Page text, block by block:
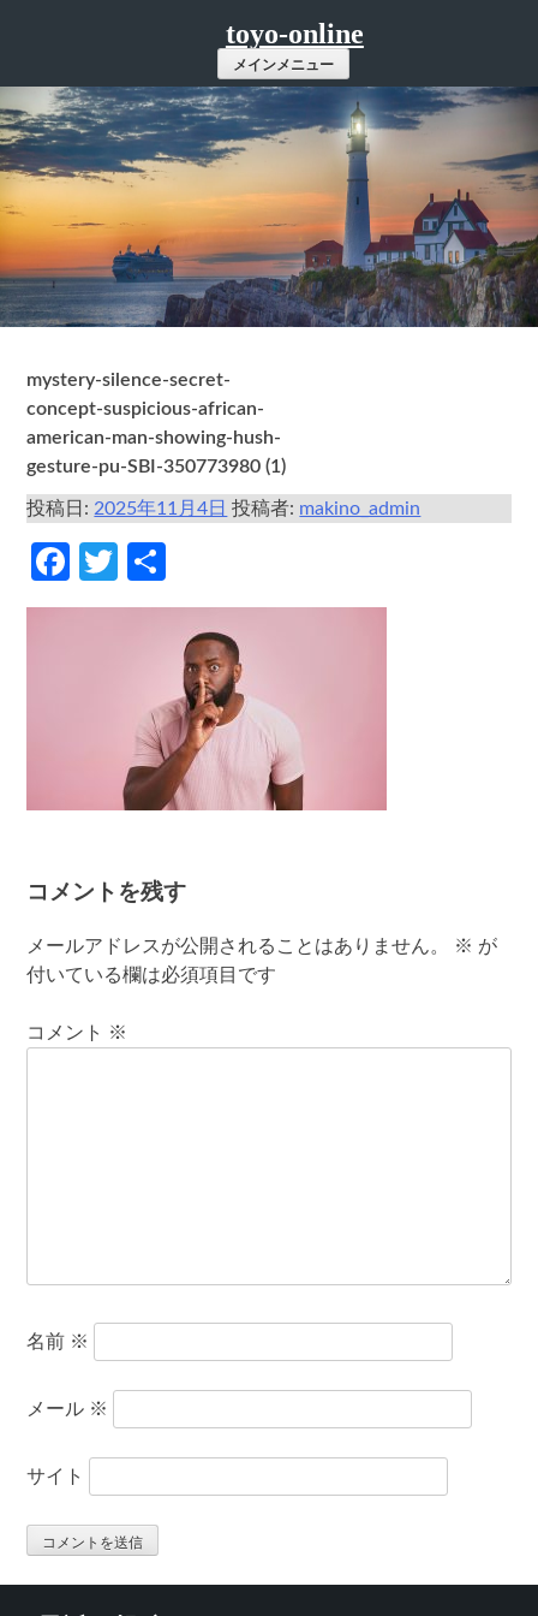
ツ
へ
ス
キ
ッ
プ
toyo-online
メインメニュー
mystery-silence-secret-
concept-suspicious-african-
american-man-showing-hush-
gesture-pu-SBI-350773980 (1)
投稿日: 2025年11月4日 投稿者: makino_admin
Facebook
Twitter
有
コメントを残す
メールアドレスが公開されることはありません。 ※ が
付いている欄は必須項目です
コメント ※
名前 ※
メール ※
サイト